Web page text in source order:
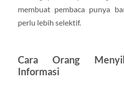
membuat pembaca punya
perlu lebih selektif.
Cara Orang
Informasi